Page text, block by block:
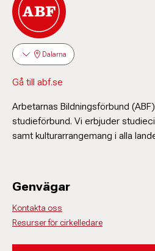
Dalarna
Gå till abf.se
Arbetarnas Bildningsförbund
studieförbund. Vi erbjuder
samt kulturarrangemang i alla
Genvägar
Kontakta oss
Resurser för cirkelledare